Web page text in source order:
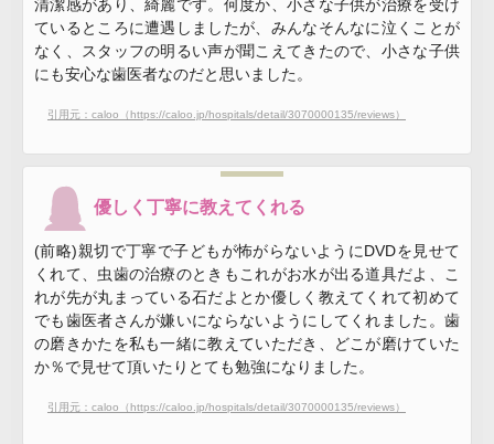
清潔感があり、綺麗です。何度か、小さな子供が治療を受け
ているところに遭遇しましたが、みんなそんなに泣くことが
なく、スタッフの明るい声が聞こえてきたので、小さな子供
にも安心な歯医者なのだと思いました。
引用元：caloo（https://caloo.jp/hospitals/detail/3070000135/reviews）
優しく丁寧に教えてくれる
(前略)親切で丁寧で子どもが怖がらないようにDVDを見せて
くれて、虫歯の治療のときもこれがお水が出る道具だよ、こ
れが先が丸まっている石だよとか優しく教えてくれて初めて
でも歯医者さんが嫌いにならないようにしてくれました。歯
の磨きかたを私も一緒に教えていただき、どこが磨けていた
か％で見せて頂いたりとても勉強になりました。
引用元：caloo（https://caloo.jp/hospitals/detail/3070000135/reviews）